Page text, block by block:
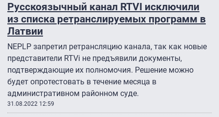
Русскоязычный канал RTVI исключили
из списка ретранслируемых программ в
Латвии
NEPLP запретил ретрансляцию канала, так как новые
представители RTVi не предъявили документы,
подтверждающие их полномочия. Решение можно
будет опротестовать в течение месяца в
административном районном суде.
31.08.2022 12:59